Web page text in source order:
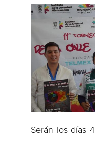
Serán los días